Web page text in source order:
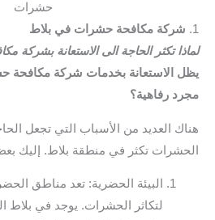
حشرات
1.
شركة مكافحة حشرات في بلاط
لماذا تكثر الحاجة الى الاستعانة بشركة
يظل الاستعانة بخدمات شركة مكافحة
مجرد رفاهية؟
هناك العديد من الأسباب التي تجعل
الحشرات تكثر في منطقة بلاط. إليك
البيئة الحضرية: تعد مناطق
لتكاثر الحشرات. يوجد في بلاط